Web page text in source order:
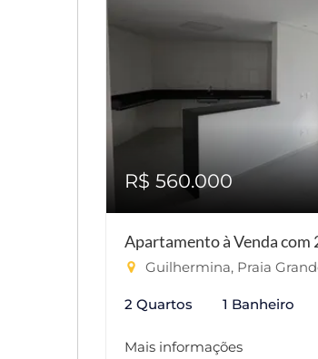
R$ 560.000
Apartamento à Venda com
Guilhermina, Praia
2 Quartos 1 Banheiro
Mais informações